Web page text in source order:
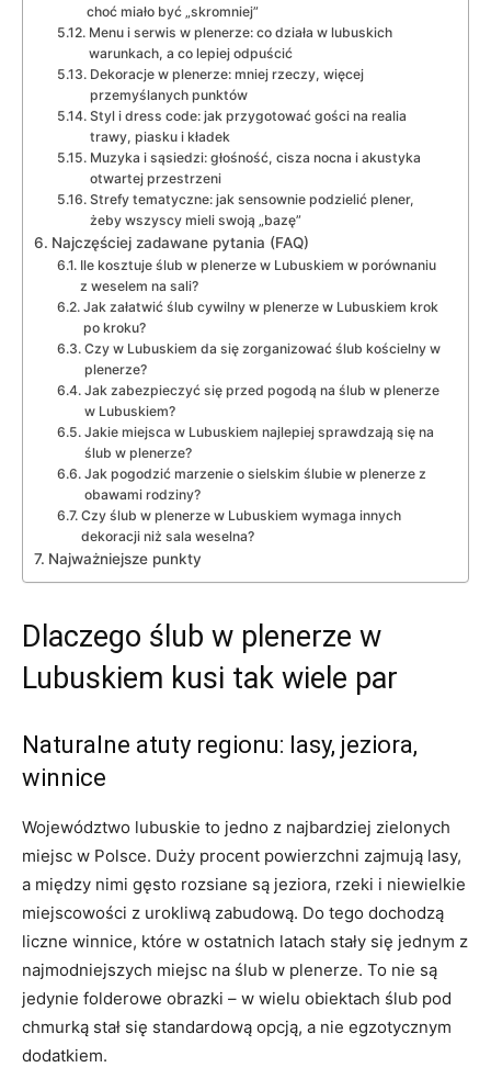
choć miało być „skromniej”
Menu i serwis w plenerze: co działa w lubuskich
warunkach, a co lepiej odpuścić
Dekoracje w plenerze: mniej rzeczy, więcej
przemyślanych punktów
Styl i dress code: jak przygotować gości na realia
trawy, piasku i kładek
Muzyka i sąsiedzi: głośność, cisza nocna i akustyka
otwartej przestrzeni
Strefy tematyczne: jak sensownie podzielić plener,
żeby wszyscy mieli swoją „bazę”
Najczęściej zadawane pytania (FAQ)
Ile kosztuje ślub w plenerze w Lubuskiem w porównaniu
z weselem na sali?
Jak załatwić ślub cywilny w plenerze w Lubuskiem krok
po kroku?
Czy w Lubuskiem da się zorganizować ślub kościelny w
plenerze?
Jak zabezpieczyć się przed pogodą na ślub w plenerze
w Lubuskiem?
Jakie miejsca w Lubuskiem najlepiej sprawdzają się na
ślub w plenerze?
Jak pogodzić marzenie o sielskim ślubie w plenerze z
obawami rodziny?
Czy ślub w plenerze w Lubuskiem wymaga innych
dekoracji niż sala weselna?
Najważniejsze punkty
Dlaczego ślub w plenerze w
Lubuskiem kusi tak wiele par
Naturalne atuty regionu: lasy, jeziora,
winnice
Województwo lubuskie to jedno z najbardziej zielonych
miejsc w Polsce. Duży procent powierzchni zajmują lasy,
a między nimi gęsto rozsiane są jeziora, rzeki i niewielkie
miejscowości z urokliwą zabudową. Do tego dochodzą
liczne winnice, które w ostatnich latach stały się jednym z
najmodniejszych miejsc na ślub w plenerze. To nie są
jedynie folderowe obrazki – w wielu obiektach ślub pod
chmurką stał się standardową opcją, a nie egzotycznym
dodatkiem.